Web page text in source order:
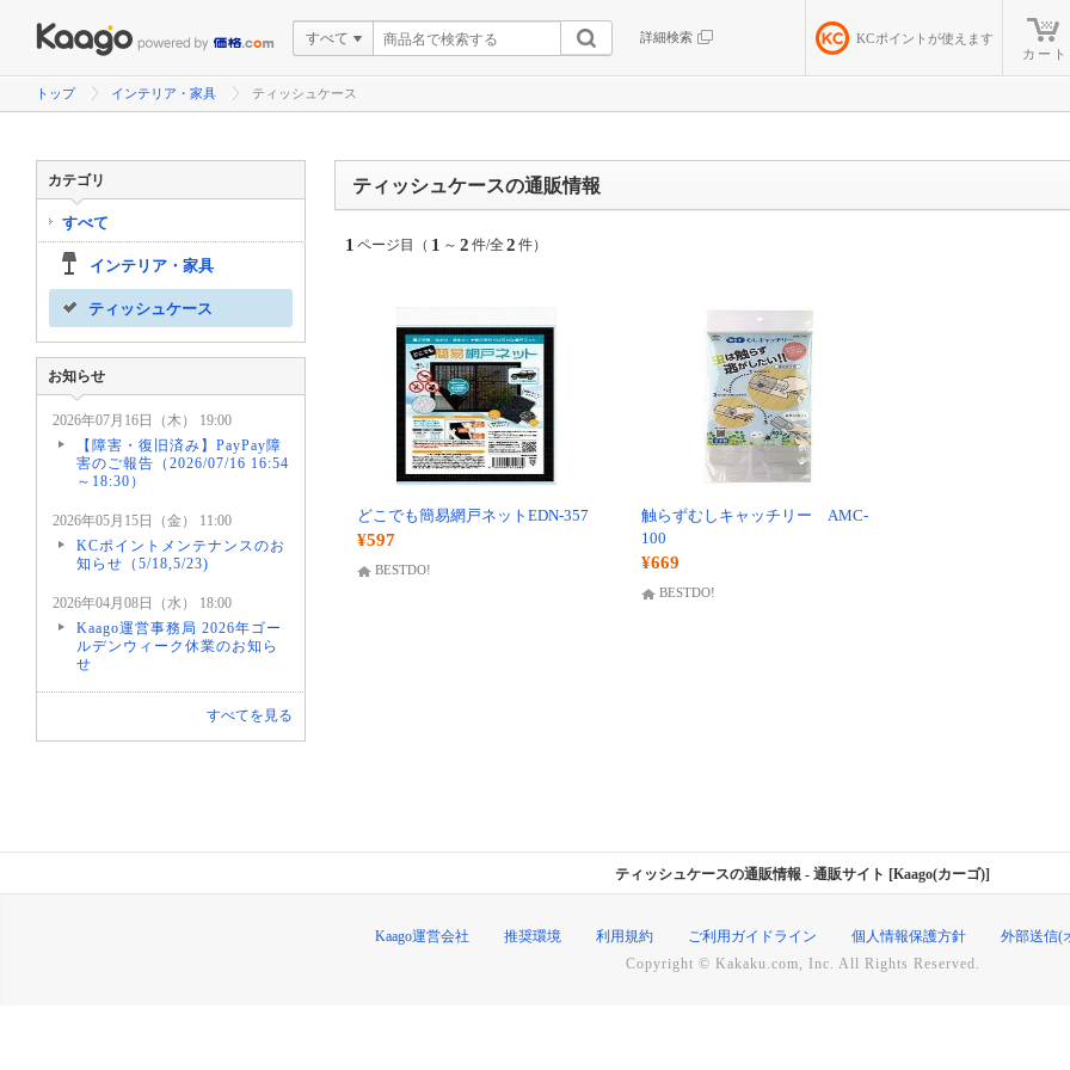
すべて 詳細検索 KCポイントが使えます
カート
トップ インテリア・家具 ティッシュケース
ティッシュケースの通販情報
1 ページ目（ 1 ～ 2 件/全2 件）
どこでも簡易網戸ネットEDN-357
¥597
BESTDO!
触らずむしキャッチリー AMC-
100
¥669
BESTDO!
カテゴリ
すべて
インテリア・家具
ティッシュケース
お知らせ
2026年07月16日（木） 19:00
【障害・復旧済み】PayPay障
害のご報告（2026/07/16 16:54
～18:30）
2026年05月15日（金） 11:00
KCポイントメンテナンスのお
知らせ（5/18,5/23)
2026年04月08日（水） 18:00
Kaago運営事務局 2026年ゴー
ルデンウィーク休業のお知ら
せ
すべてを見る
ティッシュケースの通販情報 - 通販サイト [Kaago(カーゴ)]
Kaago運営会社 推奨環境 利用規約 ご利用ガイドライン 個人情報保護方針 外部送信(
Copyright © Kakaku.com, Inc. All Rights Reserved.